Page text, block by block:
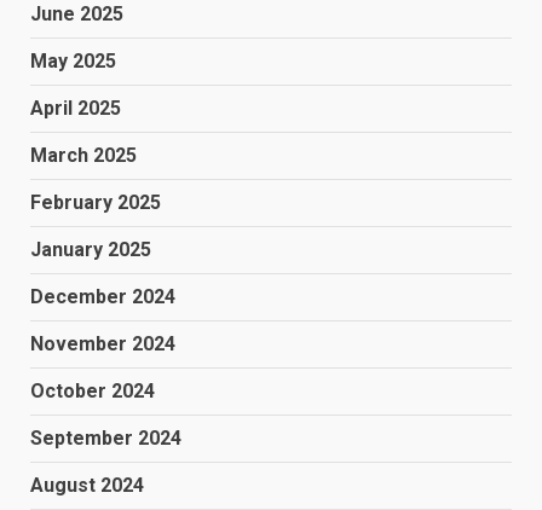
June 2025
May 2025
April 2025
March 2025
February 2025
January 2025
December 2024
November 2024
October 2024
September 2024
August 2024